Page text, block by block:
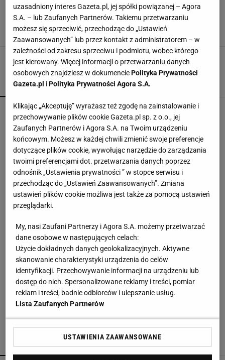
Sensacyjne informacje. Ojciec Pique
odpowiedzialny za potężny dług Shakiry
Karolina Kurek,9 PAŹDZIERNIKA 2023, 09:30
POPULARNE NAJNOWSZE
Ależ mecz Świątek w Toronto! Najlepsze
spotkanie Polki w sezonie? [ZAPIS RELACJI]
Rozstrzygnęli mecz Igi Świątek z Kostiuk. Koniec
w trzech setach
Północna brama gazowa. Jak Polska buduje
Świątek odwróciła losy meczu z Kostiuk! 6:2 na
koniec
Świątek pokazuje, że Fibak ma rację i nie ma
racji
SUBSKRYPCJA
POLECAMY WIĘCEJ TEMATÓW
uzasadniony interes Gazeta.pl, jej spółki powiązanej – Agora
S.A. – lub Zaufanych Partnerów. Takiemu przetwarzaniu
możesz się sprzeciwić, przechodząc do „Ustawień
Zaawansowanych” lub przez kontakt z administratorem – w
zależności od zakresu sprzeciwu i podmiotu, wobec którego
jest kierowany. Więcej informacji o przetwarzaniu danych
osobowych znajdziesz w dokumenciePolityka Prywatności
Gazeta.pl iPolityka Prywatności Agora S.A.
Klikając „Akceptuję” wyrażasz też zgodę na zainstalowanie i
przechowywanie plików cookie Gazeta.pl sp. z o.o., jej
Zaufanych Partnerów i Agora S.A. na Twoim urządzeniu
końcowym. Możesz w każdej chwili zmienić swoje preferencje
dotyczące plików cookie, wywołując narzędzie do zarządzania
twoimi preferencjami dot. przetwarzania danych poprzez
odnośnik „Ustawienia prywatności ” w stopce serwisu i
przechodząc do „Ustawień Zaawansowanych”. Zmiana
ustawień plików cookie możliwa jest także za pomocą ustawień
przeglądarki.
My, nasi Zaufani Partnerzy i Agora S.A. możemy przetwarzać
dane osobowe w następujących celach:
Użycie dokładnych danych geolokalizacyjnych. Aktywne
skanowanie charakterystyki urządzenia do celów
identyfikacji. Przechowywanie informacji na urządzeniu lub
dostęp do nich. Spersonalizowane reklamy i treści, pomiar
reklam i treści, badnie odbiorców i ulepszanie usług.
Lista Zaufanych Partnerów
USTAWIENIA ZAAWANSOWANE